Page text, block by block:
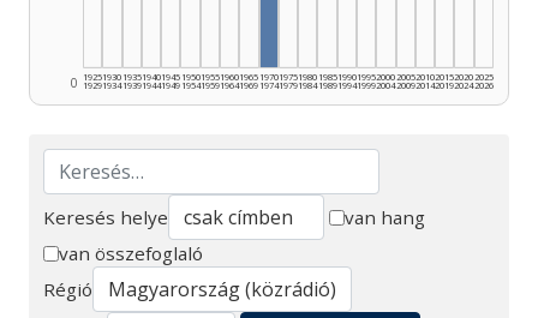
0 1925
1929
1930
1934
1935
1939
1940
1944
1945
1949
1950
1954
1955
1959
1960
1964
1965
1969
1970
1974
1975
1979
1980
1984
1985
1989
1990
1994
1995
1999
2000
2004
2005
2009
2010
2014
2015
2019
2020
2024
2025
2026
Keresés
Keresés helye
van hang
van összefoglaló
Régió